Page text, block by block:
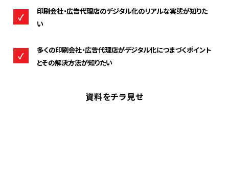
✓
印刷会社・広告代理店のデジタル化のリアルな実態が知りた
い
✓
多くの印刷会社・広告代理店がデジタル化につまづくポイント
とその解決方法が知りたい
資料をチラ見せ